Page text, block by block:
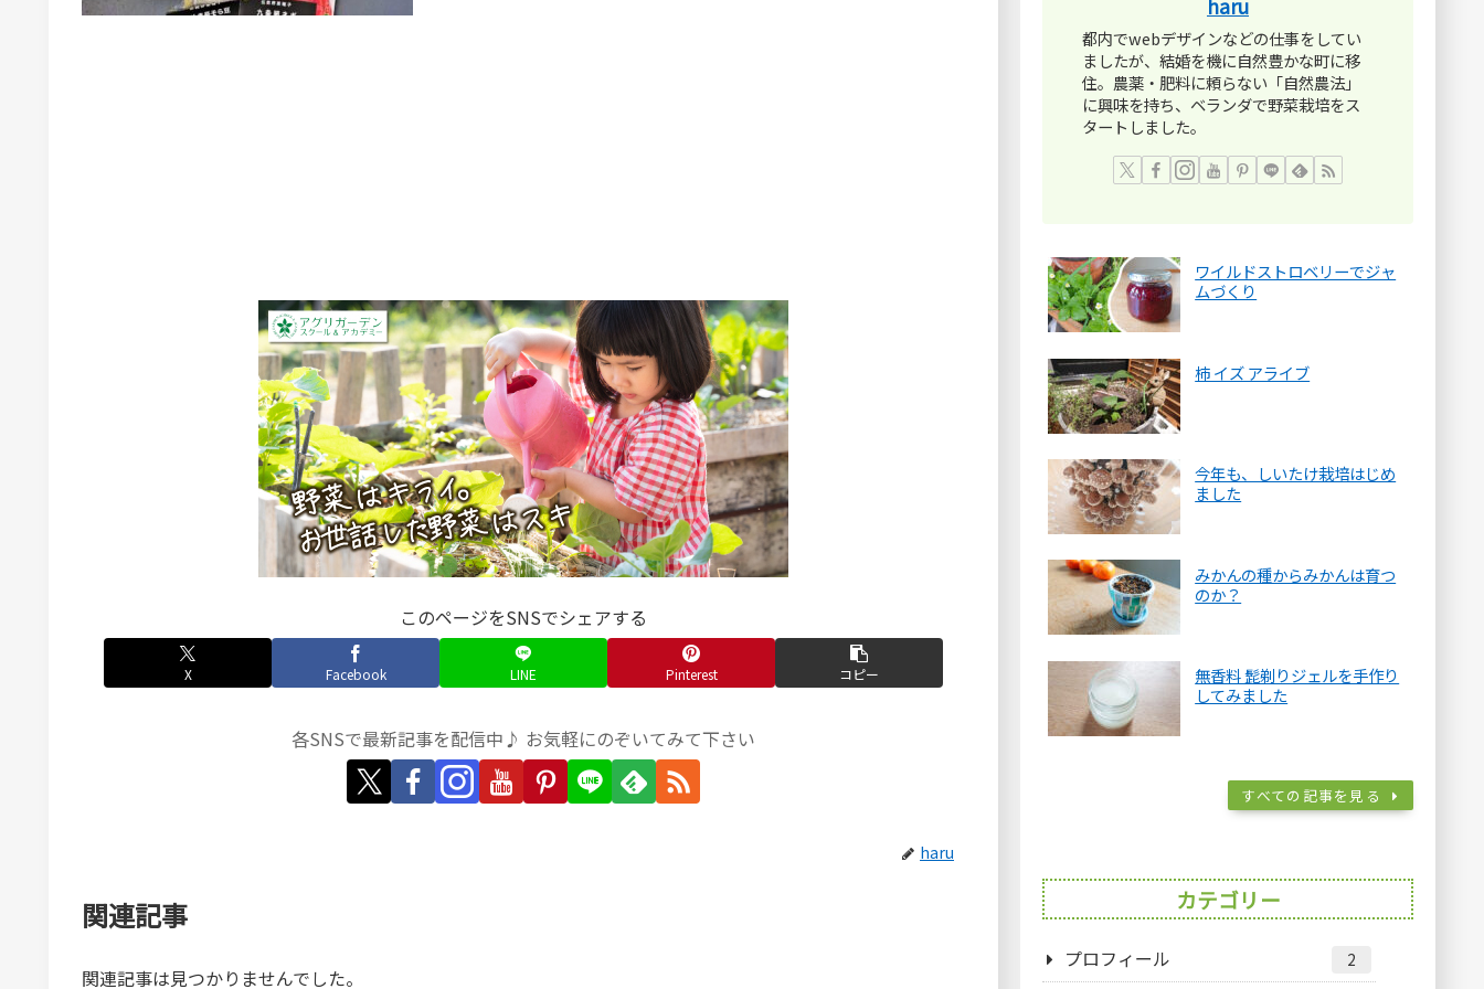
このページをSNSでシェアする
X Facebook LINE Pinterest コピー
各SNSで最新記事を配信中♪ お気軽にのぞいてみて下さい
haru
関連記事
関連記事は見つかりませんでした。
haru
都内でwebデザインなどの仕事をしてい
ましたが、結婚を機に自然豊かな町に移
住。農薬・肥料に頼らない「自然農法」
に興味を持ち、ベランダで野菜栽培をス
タートしました。
ワイルドストロベリーでジャ
ムづくり
柿 イズ アライブ
今年も、しいたけ栽培はじめ
ました
みかんの種からみかんは育つ
のか？
無香料 髭剃りジェルを手作り
してみました
すべての記事を見る
カテゴリー
プロフィール 2